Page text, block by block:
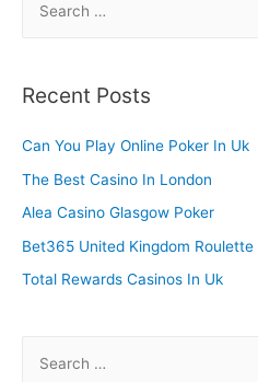
r
h
f
o
Recent Posts
Can You Play Online Poker In Uk
The Best Casino In London
Alea Casino Glasgow Poker
Bet365 United Kingdom Roulette
Total Rewards Casinos In Uk